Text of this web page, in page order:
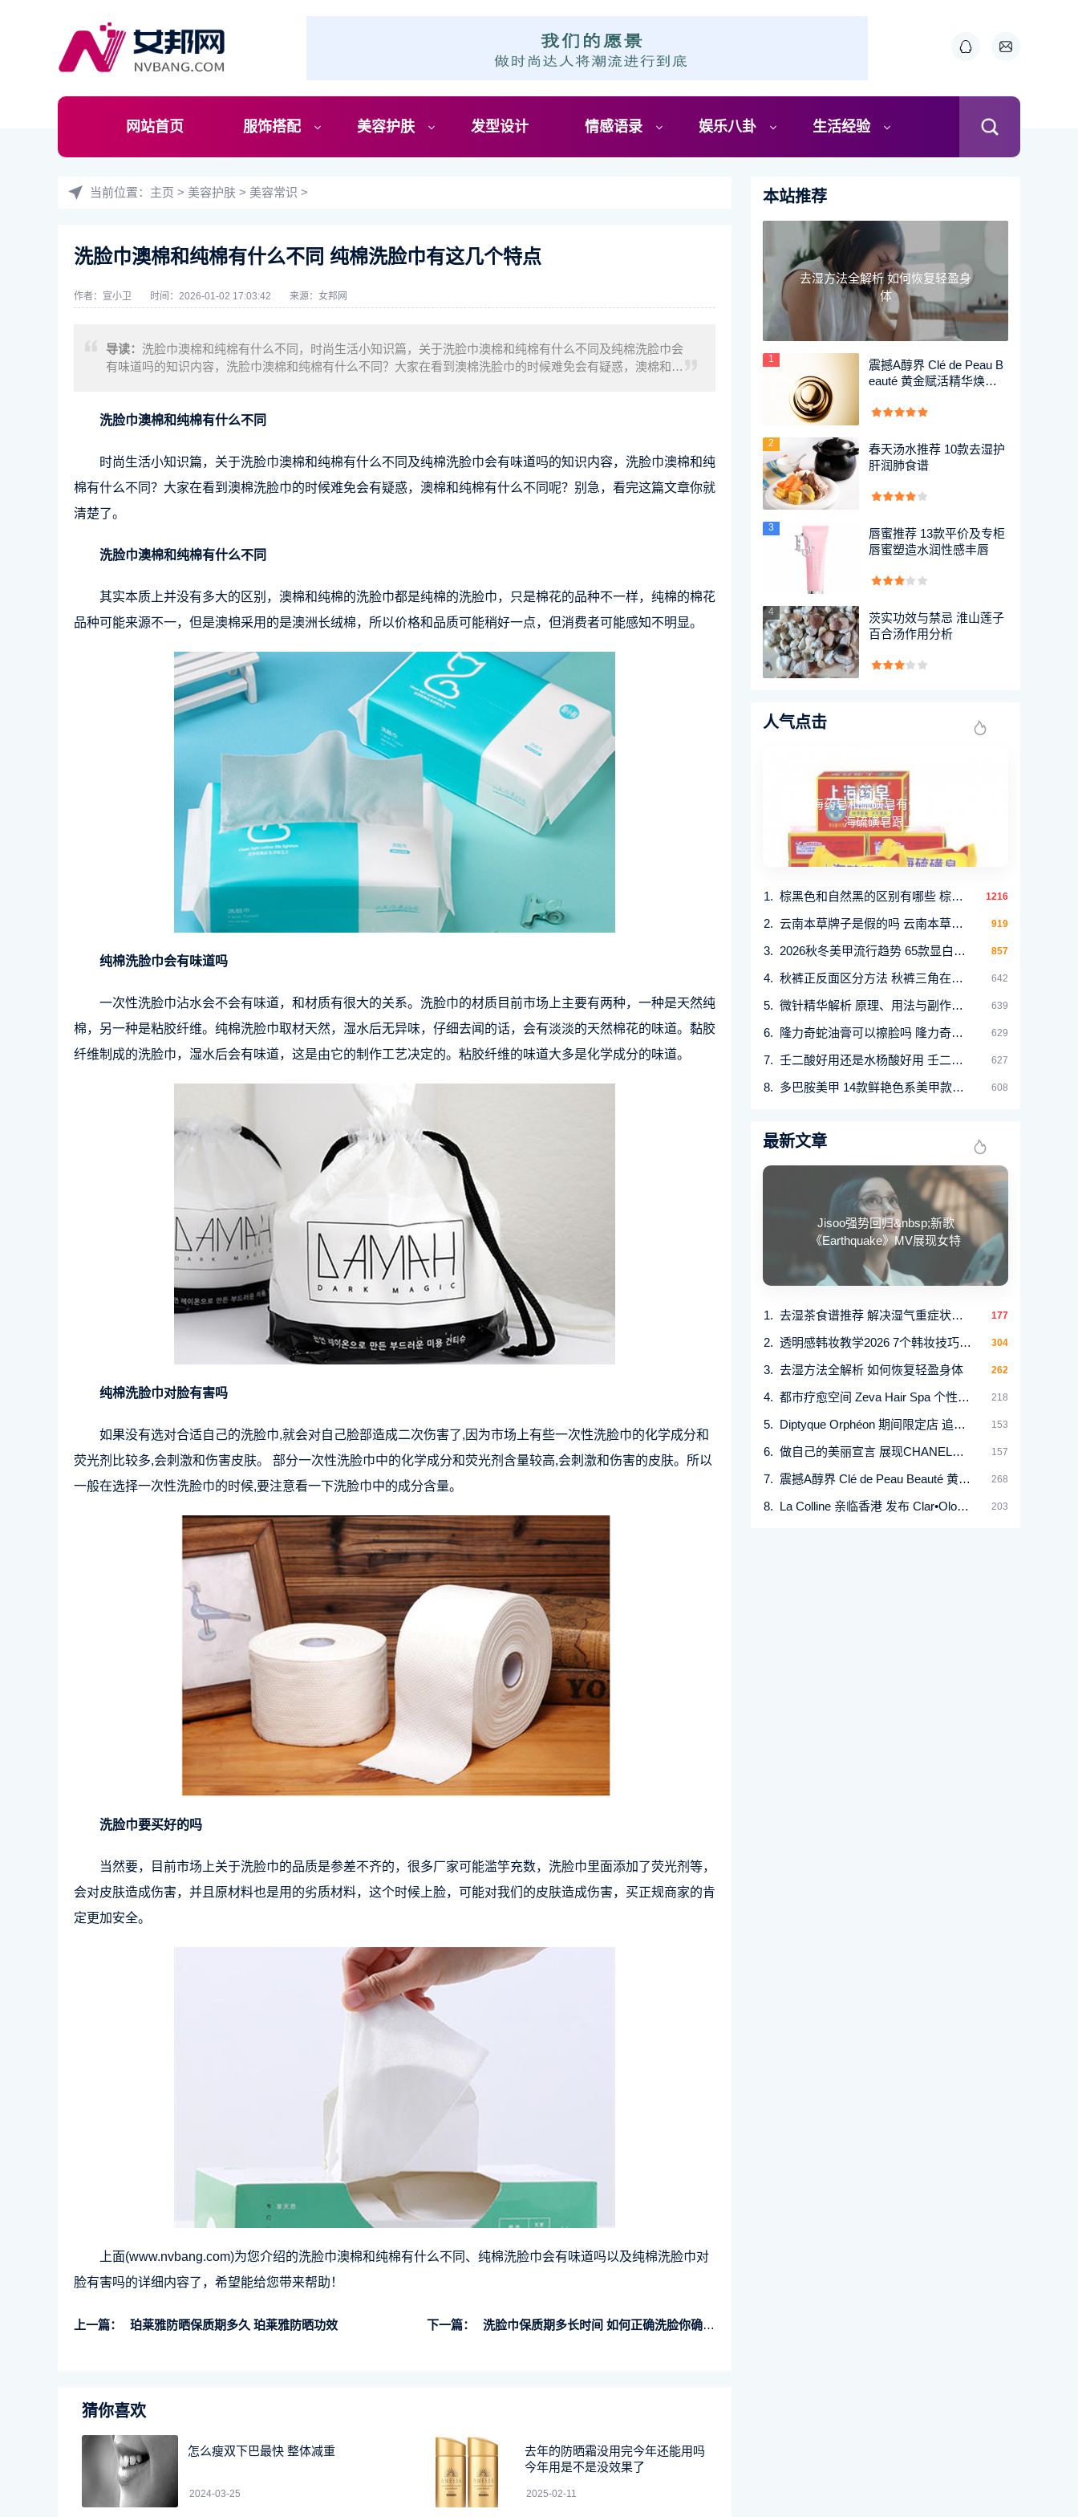
网站首页 服饰搭配 美容护肤 发型设计 情感语录 娱乐八卦 生活经验
当前位置： 主页 > 美容护肤 > 美容常识 >
洗脸巾澳棉和纯棉有什么不同 纯棉洗脸巾有这几个特点
作者：宣小卫 时间：2026-01-02 17:03:42 来源： 女邦网
导读： 洗脸巾澳棉和纯棉有什么不同，时尚生活小知识篇，关于洗脸巾澳棉和纯棉有什么不同及纯棉洗脸巾会
有味道吗的知识内容，洗脸巾澳棉和纯棉有什么不同？大家在看到澳棉洗脸巾的时候难免会有疑惑，澳棉和纯
洗脸巾澳棉和纯棉有什么不同
时尚生活小知识篇，关于洗脸巾澳棉和纯棉有什么不同及纯棉洗脸巾会有味道吗的知识内容，洗脸巾澳棉和纯
棉有什么不同？大家在看到澳棉洗脸巾的时候难免会有疑惑，澳棉和纯棉有什么不同呢？别急，看完这篇文章你就
清楚了。
洗脸巾澳棉和纯棉有什么不同
其实本质上并没有多大的区别，澳棉和纯棉的洗脸巾都是纯棉的洗脸巾，只是棉花的品种不一样，纯棉的棉花
品种可能来源不一，但是澳棉采用的是澳洲长绒棉，所以价格和品质可能稍好一点，但消费者可能感知不明显。
纯棉洗脸巾会有味道吗
一次性洗脸巾沾水会不会有味道，和材质有很大的关系。洗脸巾的材质目前市场上主要有两种，一种是天然纯
棉，另一种是粘胶纤维。纯棉洗脸巾取材天然，湿水后无异味，仔细去闻的话，会有淡淡的天然棉花的味道。黏胶
纤维制成的洗脸巾，湿水后会有味道，这是由它的制作工艺决定的。粘胶纤维的味道大多是化学成分的味道。
纯棉洗脸巾对脸有害吗
如果没有选对合适自己的洗脸巾,就会对自己脸部造成二次伤害了,因为市场上有些一次性洗脸巾的化学成分和
荧光剂比较多,会刺激和伤害皮肤。 部分一次性洗脸巾中的化学成分和荧光剂含量较高,会刺激和伤害的皮肤。所以
一般在选择一次性洗脸巾的时候,要注意看一下洗脸巾中的成分含量。
洗脸巾要买好的吗
当然要，目前市场上关于洗脸巾的品质是参差不齐的，很多厂家可能滥竽充数，洗脸巾里面添加了荧光剂等，
会对皮肤造成伤害，并且原材料也是用的劣质材料，这个时候上脸，可能对我们的皮肤造成伤害，买正规商家的肯
定更加安全。
上面(www.nvbang.com)为您介绍的洗脸巾澳棉和纯棉有什么不同、纯棉洗脸巾会有味道吗以及纯棉洗脸巾对
脸有害吗的详细内容了，希望能给您带来帮助！
上一篇： 珀莱雅防晒保质期多久 珀莱雅防晒功效 下一篇： 洗脸巾保质期多长时间 如何正确洗脸你确定会吗
猜你喜欢
怎么瘦双下巴最快 整体减重
2024-03-25
去年的防晒霜没用完今年还能用吗
今年用是不是没效果了
2025-02-11
本站推荐
去湿方法全解析 如何恢复轻盈身
体
1
震撼A醇界 Clé de Peau B
eauté 黄金赋活精华焕肤
2
春天汤水推荐 10款去湿护
肝润肺食谱
3
唇蜜推荐 13款平价及专柜
唇蜜塑造水润性感丰唇
4
茨实功效与禁忌 淮山莲子
百合汤作用分析
人气点击
上海药皂和硫磺皂有什么区别 上
海硫磺皂跟上海
棕黑色和自然黑的区别有哪些 棕黑色适合什么年 1216
云南本草牌子是假的吗 云南本草主要产品 919
2026秋冬美甲流行趋势 65款显白Gel甲款式推荐及护 857
秋裤正反面区分方法 秋裤三角在前还是在后 642
微针精华解析 原理、用法与副作用分析 639
隆力奇蛇油膏可以擦脸吗 隆力奇蛇油膏有激素吗 629
壬二酸好用还是水杨酸好用 壬二酸净颜凝露和水 627
多巴胺美甲 14款鲜艳色系美甲款式推荐打造夏日 608
最新文章
Jisoo强势回归&nbsp;新歌
《Earthquake》MV展现女特
去湿茶食谱推荐 解决湿气重症状与饮用指南 177
透明感韩妆教学2026 7个韩妆技巧化出女团级光透 304
去湿方法全解析 如何恢复轻盈身体 262
都市疗愈空间 Zeva Hair Spa 个性化头皮护理方案 218
Diptyque Orphéon 期间限定店 追寻巴黎夜色的艺术芳 153
做自己的美丽宣言 展现CHANEL春日色彩哲学 157
震撼A醇界 Clé de Peau Beauté 黄金赋活精华焕肤抗老 268
La Colline 亲临香港 发布 Clar•Ology 新系列 203